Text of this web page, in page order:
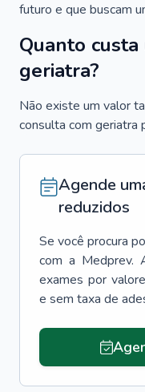
futuro e que buscam
Quanto
geriatra?
Não existe um valor
consulta com geriatra
Agende
reduzidos
Se você procura
com a Medprev.
exames por
e sem taxa de